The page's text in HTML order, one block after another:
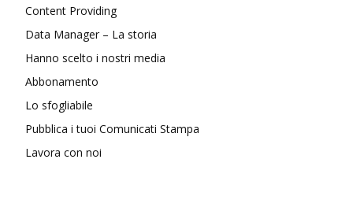
Content Providing
Data Manager – La storia
Hanno scelto i nostri media
Abbonamento
Lo sfogliabile
Pubblica i tuoi Comunicati Stampa
Lavora con noi